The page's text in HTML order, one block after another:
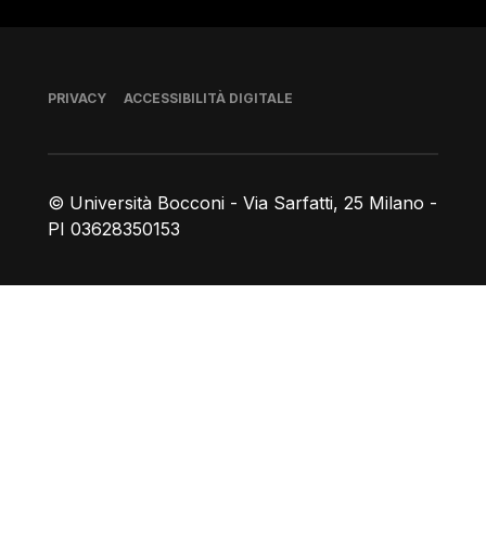
© Università Bocconi - Via Sarfatti, 25 Milano -
PI 03628350153
Piè di pagina
PRIVACY ACCESSIBILITÀ DIGITALE